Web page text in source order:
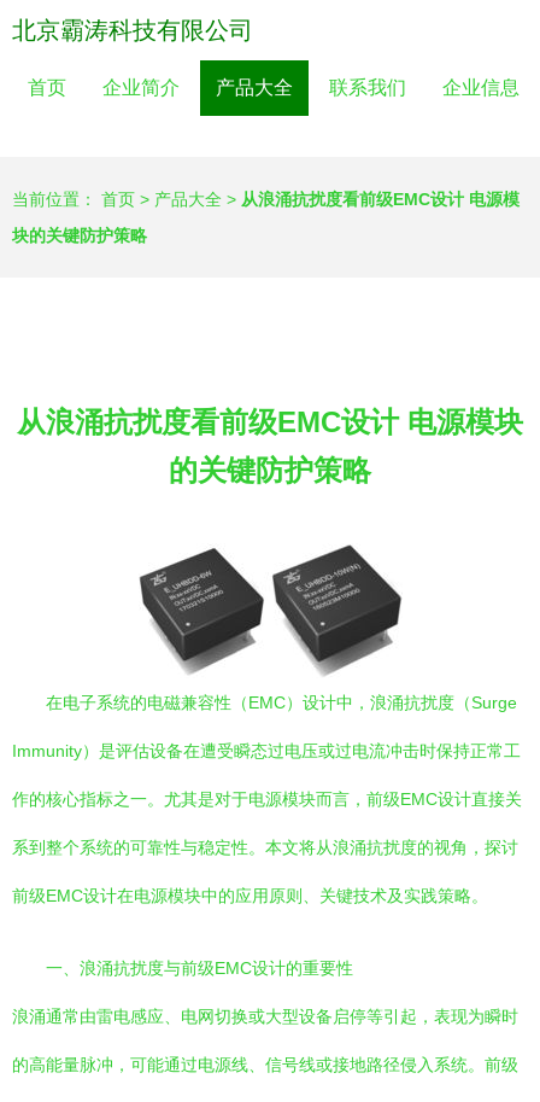
北京霸涛科技有限公司
首页 企业简介 产品大全 联系我们 企业信息
当前位置： 首页 > 产品大全 > 从浪涌抗扰度看前级EMC设计 电源模
块的关键防护策略
从浪涌抗扰度看前级EMC设计 电源模块
的关键防护策略
在电子系统的电磁兼容性（EMC）设计中，浪涌抗扰度（Surge
Immunity）是评估设备在遭受瞬态过电压或过电流冲击时保持正常工
作的核心指标之一。尤其是对于电源模块而言，前级EMC设计直接关
系到整个系统的可靠性与稳定性。本文将从浪涌抗扰度的视角，探讨
前级EMC设计在电源模块中的应用原则、关键技术及实践策略。
一、浪涌抗扰度与前级EMC设计的重要性
浪涌通常由雷电感应、电网切换或大型设备启停等引起，表现为瞬时
的高能量脉冲，可能通过电源线、信号线或接地路径侵入系统。前级